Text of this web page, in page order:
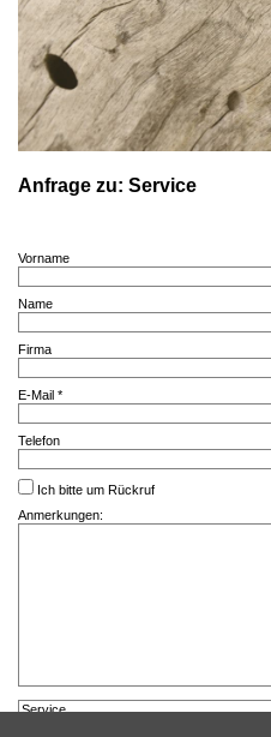
Anfrage zu: Service
Vorname
Name
Firma
E-Mail *
Telefon
Ich bitte um Rückruf
Anmerkungen: